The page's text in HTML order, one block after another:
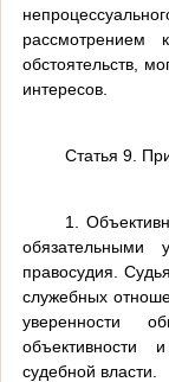
рассмотрением
обстоятельств,
интересов.
Статья 9.
1.
обязательными
правосудия.
служебных
уверенности
объективности
судебной власти.